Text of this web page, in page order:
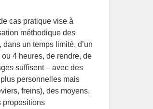
cas pratique vise à
méthodique des
un temps limité, d’un
4 heures, de rendre, de
suffisent – avec des
personnelles mais
freins), des moyens,
propositions